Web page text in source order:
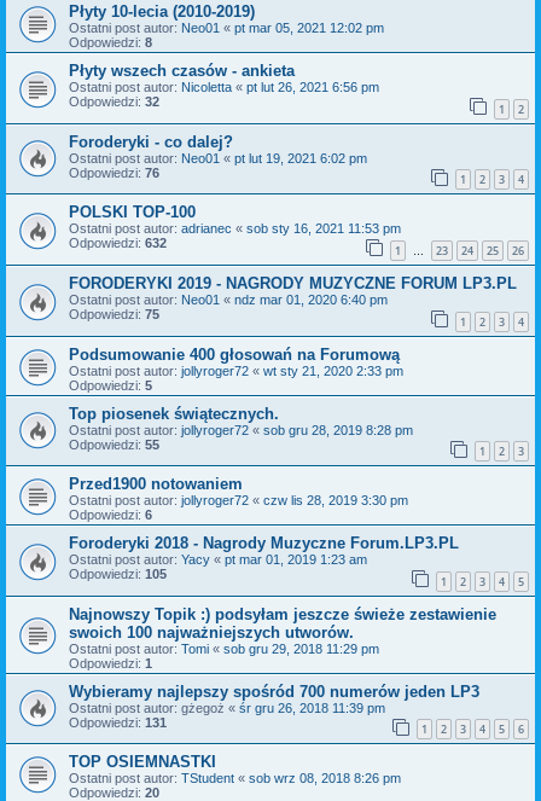
Płyty 10-lecia (2010-2019)
Ostatni post autor: Neo01 « pt mar 05, 2021 12:02 pm
Odpowiedzi: 8
Płyty wszech czasów - ankieta
Ostatni post autor: Nicoletta « pt lut 26, 2021 6:56 pm
Odpowiedzi: 32 1 2
Foroderyki - co dalej?
Ostatni post autor: Neo01 « pt lut 19, 2021 6:02 pm
Odpowiedzi: 76 1 2 3 4
POLSKI TOP-100
Ostatni post autor: adrianec « sob sty 16, 2021 11:53 pm
Odpowiedzi: 632 1 … 23 24 25 26
FORODERYKI 2019 - NAGRODY MUZYCZNE FORUM LP3.PL
Ostatni post autor: Neo01 « ndz mar 01, 2020 6:40 pm
Odpowiedzi: 75 1 2 3 4
Podsumowanie 400 głosowań na Forumową
Ostatni post autor: jollyroger72 « wt sty 21, 2020 2:33 pm
Odpowiedzi: 5
Top piosenek świątecznych.
Ostatni post autor: jollyroger72 « sob gru 28, 2019 8:28 pm
Odpowiedzi: 55 1 2 3
Przed1900 notowaniem
Ostatni post autor: jollyroger72 « czw lis 28, 2019 3:30 pm
Odpowiedzi: 6
Foroderyki 2018 - Nagrody Muzyczne Forum.LP3.PL
Ostatni post autor: Yacy « pt mar 01, 2019 1:23 am
Odpowiedzi: 105 1 2 3 4 5
Najnowszy Topik :) podsyłam jeszcze świeże zestawienie
swoich 100 najważniejszych utworów.
Ostatni post autor: Tomi « sob gru 29, 2018 11:29 pm
Odpowiedzi: 1
Wybieramy najlepszy spośród 700 numerów jeden LP3
Ostatni post autor: gżegoż « śr gru 26, 2018 11:39 pm
Odpowiedzi: 131 1 2 3 4 5 6
TOP OSIEMNASTKI
Ostatni post autor: TStudent « sob wrz 08, 2018 8:26 pm
Odpowiedzi: 20